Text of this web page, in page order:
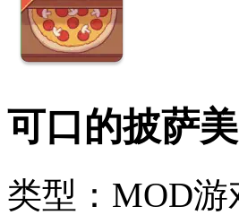
可口的披萨
类型：MOD游